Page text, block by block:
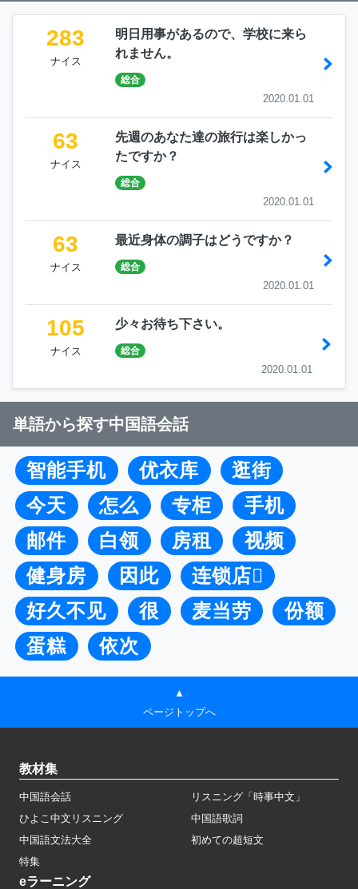
283
ナイス
明日用事があるので、学校に来ら
れません。
総合
2020.01.01
63
ナイス
先週のあなた達の旅行は楽しかっ
たですか？
総合
2020.01.01
63
ナイス
最近身体の調子はどうですか？
総合
2020.01.01
105
ナイス
少々お待ち下さい。
総合
2020.01.01
単語から探す中国語会話
智能手机 优衣库
逛街
今天
怎么 专柜
手机
邮件
白领 房租
视频
健身房
因此
连锁店
好久不见
很 麦当劳
份额
蛋糕
依次
▲
ページトップへ
教材集
中国語会話
リスニング「時事中文」
ひよこ中文リスニング
中国語歌詞
中国語文法大全
初めての超短文
特集
eラーニング